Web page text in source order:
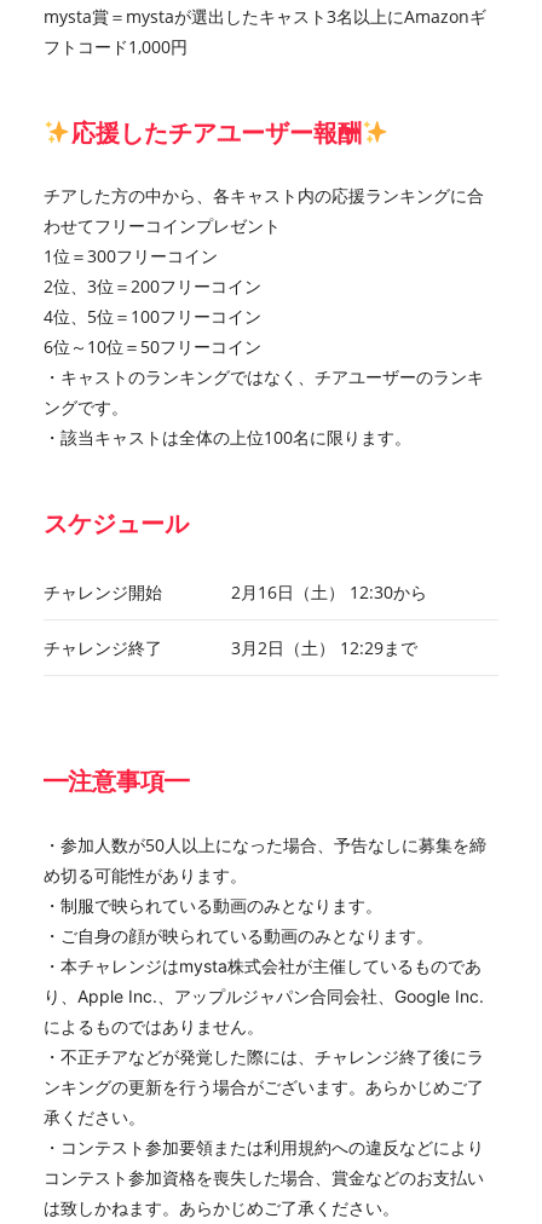
mysta賞＝mystaが選出したキャスト3名以上にAmazonギ
フトコード1,000円
応援したチアユーザー報酬
チアした方の中から、各キャスト内の応援ランキングに合
わせてフリーコインプレゼント
1位＝300フリーコイン
2位、3位＝200フリーコイン
4位、5位＝100フリーコイン
6位～10位＝50フリーコイン
・キャストのランキングではなく、チアユーザーのランキ
ングです。
・該当キャストは全体の上位100名に限ります。
スケジュール
チャレンジ開始 2月16日（土） 12:30から
チャレンジ終了 3月2日（土） 12:29まで
━注意事項━
・参加人数が50人以上になった場合、予告なしに募集を締
め切る可能性があります。
・制服で映られている動画のみとなります。
・ご自身の顔が映られている動画のみとなります。
・本チャレンジはmysta株式会社が主催しているものであ
り、Apple Inc.、アップルジャパン合同会社、Google Inc.
によるものではありません。
・不正チアなどが発覚した際には、チャレンジ終了後にラ
ンキングの更新を行う場合がございます。あらかじめご了
承ください。
・コンテスト参加要領または利用規約への違反などにより
コンテスト参加資格を喪失した場合、賞金などのお支払い
は致しかねます。あらかじめご了承ください。